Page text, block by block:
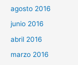
agosto 2016
junio 2016
abril 2016
marzo 2016